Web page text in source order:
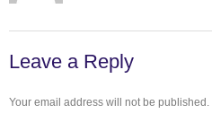
Leave a Reply
Your email address will not be published.